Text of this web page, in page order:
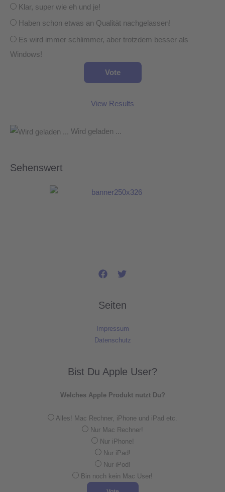
Klar, super wie eh und je!
Haben schon etwas an Qualität nachgelassen!
Es wird immer schlimmer, aber trotzdem besser als
Windows!
View Results
Wird geladen ...
Sehenswert
Seiten
Impressum
Datenschutz
Bist Du Apple User?
Welches Apple Produkt nutzt Du?
Alles! Mac Rechner, iPhone und iPad etc.
Nur Mac Rechner!
Nur iPhone!
Nur iPad!
Nur iPod!
Bin noch kein Mac User!